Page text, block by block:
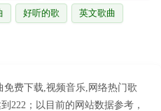
好听的歌 英文歌曲
费下载,视频音乐,网络热门歌
222；以目前的网站数据参考，